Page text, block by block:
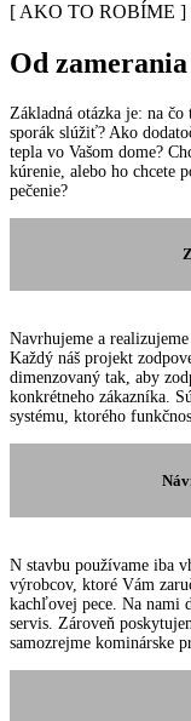
[ AKO TO ROBÍME ]
Od
Základná otázka je: na
sporák slúžiť? Ako
tepla vo Vašom dome?
kúrenie, alebo ho chcete
pečenie?
Navrhujeme a
Každý náš projekt
dimenzovaný tak, aby
konkrétneho zákazníka.
systému, ktorého
N stavbu používame iba
výrobcov, ktoré Vám
kachľovej pece. Na nami
servis. Zároveň
samozrejme kominárske